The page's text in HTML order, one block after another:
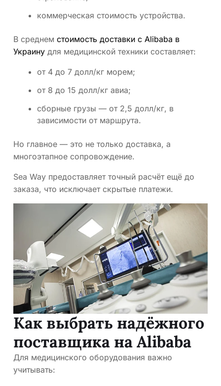
коммерческая стоимость устройства.
В среднем стоимость доставки с Alibaba в
Украину для медицинской техники составляет:
от 4 до 7 долл/кг морем;
от 8 до 15 долл/кг авиа;
сборные грузы — от 2,5 долл/кг, в
зависимости от маршрута.
Но главное — это не только доставка, а
многоэтапное сопровождение.
Sea Way предоставляет точный расчёт ещё до
заказа, что исключает скрытые платежи.
Как выбрать надёжного
поставщика на Alibaba
Для медицинского оборудования важно
учитывать: